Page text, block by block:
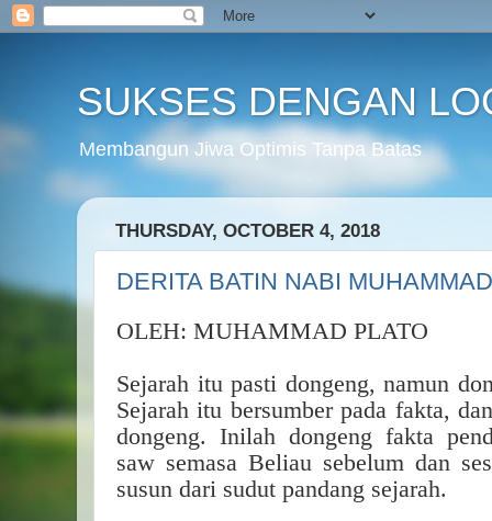
SUKSES DENGAN
Membangun Jiwa Optimis Tanpa Batas
THURSDAY, OCTOBER 4, 2018
DERITA BATIN NABI
OLEH: MUHAMMAD PLATO
Sejarah itu pasti dongeng, namun
Sejarah itu bersumber pada fakta,
dongeng. Inilah dongeng fakta
saw semasa Beliau sebelum dan
susun dari sudut pandang sejarah.